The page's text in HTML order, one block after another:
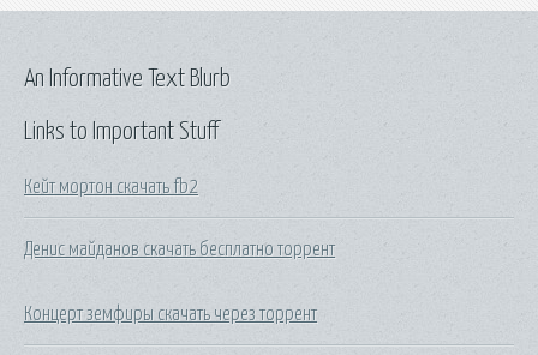
Links to Important Stuff
Кейт мортон скачать fb2
Денис майданов скачать бесплатно торрент
Концерт земфиры скачать через торрент
An Informative Text Blurb